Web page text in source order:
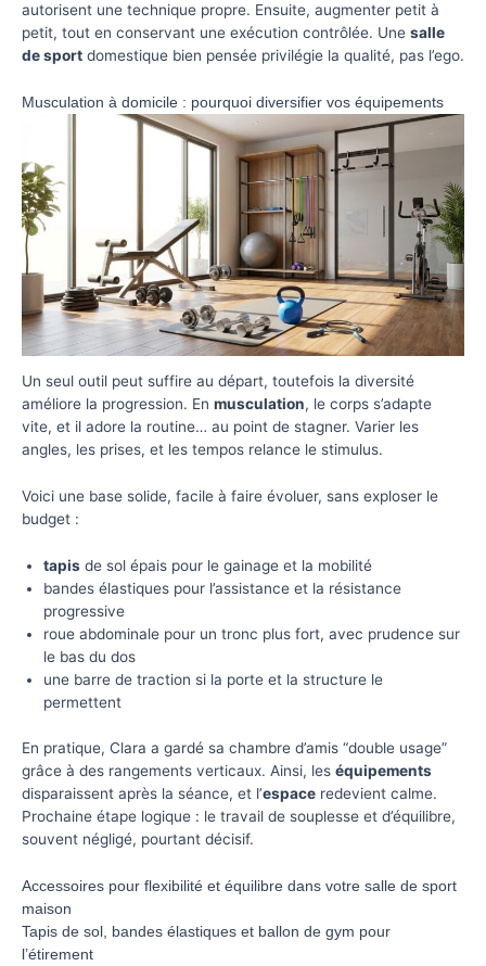
autorisent une technique propre. Ensuite, augmenter petit à
petit, tout en conservant une exécution contrôlée. Une salle
de sport domestique bien pensée privilégie la qualité, pas l’ego.
Musculation à domicile : pourquoi diversifier vos équipements
Un seul outil peut suffire au départ, toutefois la diversité
améliore la progression. En musculation, le corps s’adapte
vite, et il adore la routine… au point de stagner. Varier les
angles, les prises, et les tempos relance le stimulus.
Voici une base solide, facile à faire évoluer, sans exploser le
budget :
tapis de sol épais pour le gainage et la mobilité
bandes élastiques pour l’assistance et la résistance
progressive
roue abdominale pour un tronc plus fort, avec prudence sur
le bas du dos
une barre de traction si la porte et la structure le
permettent
En pratique, Clara a gardé sa chambre d’amis “double usage”
grâce à des rangements verticaux. Ainsi, les équipements
disparaissent après la séance, et l’espace redevient calme.
Prochaine étape logique : le travail de souplesse et d’équilibre,
souvent négligé, pourtant décisif.
Accessoires pour flexibilité et équilibre dans votre salle de sport
maison
Tapis de sol, bandes élastiques et ballon de gym pour
l’étirement